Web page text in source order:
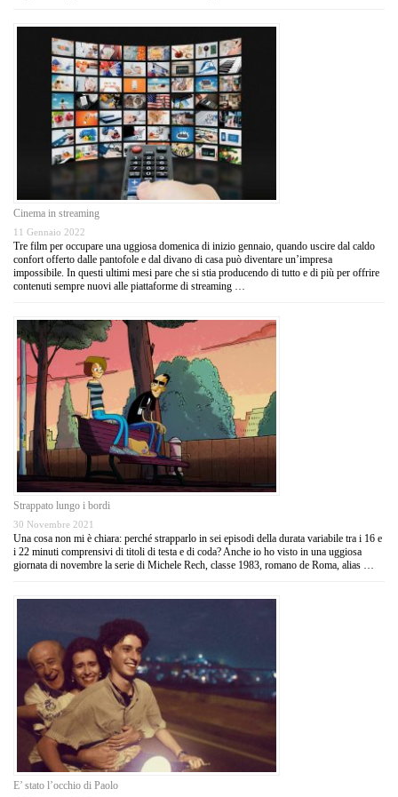
Cinema in streaming
11 Gennaio 2022
Tre film per occupare una uggiosa domenica di inizio gennaio, quando uscire dal caldo
confort offerto dalle pantofole e dal divano di casa può diventare un’impresa
impossibile. In questi ultimi mesi pare che si stia producendo di tutto e di più per offrire
contenuti sempre nuovi alle piattaforme di streaming …
Strappato lungo i bordi
30 Novembre 2021
Una cosa non mi è chiara: perché strapparlo in sei episodi della durata variabile tra i 16 e
i 22 minuti comprensivi di titoli di testa e di coda? Anche io ho visto in una uggiosa
giornata di novembre la serie di Michele Rech, classe 1983, romano de Roma, alias …
E’ stato l’occhio di Paolo